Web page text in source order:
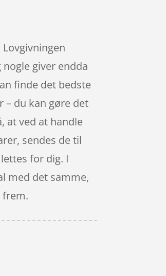
giver endda
finde det bedste
– du kan gøre det
at ved at handle
sendes de til
for dig. I
med det samme,
frem.